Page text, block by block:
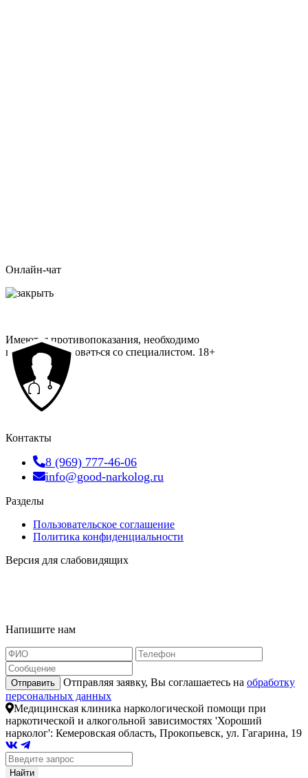
Онлайн-чат
Имеются противопоказания, необходимо
проконсультироваться со специалистом. 18+
Контакты
8 (969) 777-46-06
info@good-narkolog.ru
Разделы
Пользовательское соглашение
Политика конфиденциальности
Версия для слабовидящих
Напишите нам
Отправить Отправляя заявку, Вы соглашаетесь на обработку
персональных данных
Медицинская клиника наркологической помощи при
наркотической и алкогольной зависимостях 'Хороший
нарколог': Кемеровская область, Прокопьевск, ул. Гагарина, 19